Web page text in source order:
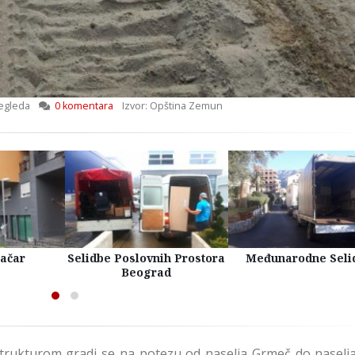
0 komentara Izvor: Opština Zemun
Selidbe Poslovnih Prostora
Beograd
Međunarodne